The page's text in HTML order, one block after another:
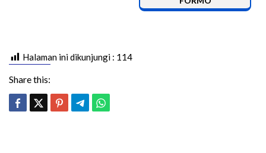
Halaman ini dikunjungi : 114
Share this: